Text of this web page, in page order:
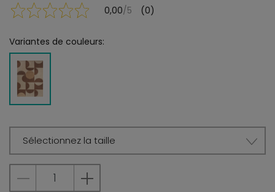
0,00/5 (0)
Variantes de couleurs:
Sélectionnez la taille